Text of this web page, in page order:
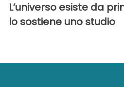
L’universo esiste da
lo sostiene uno studio